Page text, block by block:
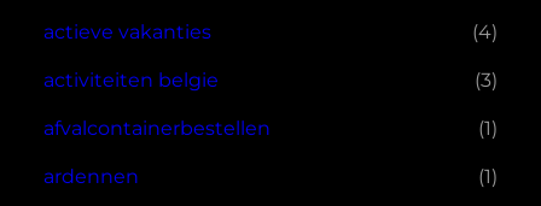
actieve vakanties (4)
activiteiten belgie (3)
afvalcontainerbestellen (1)
ardennen (1)